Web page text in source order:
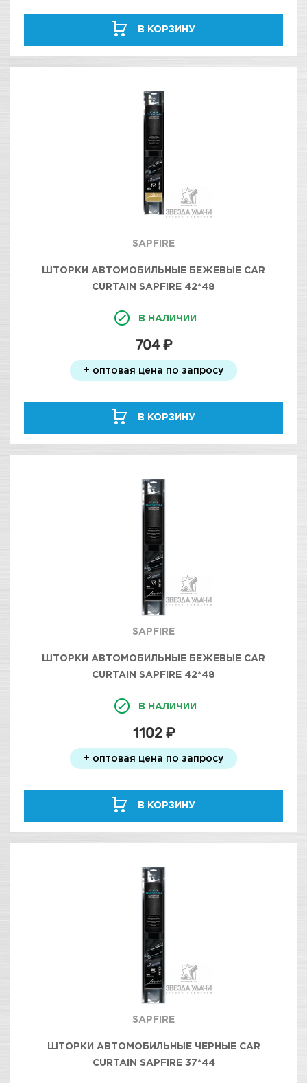
В КОРЗИНУ
SAPFIRE
ШТОРКИ АВТОМОБИЛЬНЫЕ БЕЖЕВЫЕ CAR
CURTAIN SAPFIRE 42*48
В НАЛИЧИИ
704 ₽
+ оптовая цена по запросу
В КОРЗИНУ
SAPFIRE
ШТОРКИ АВТОМОБИЛЬНЫЕ БЕЖЕВЫЕ CAR
CURTAIN SAPFIRE 42*48
В НАЛИЧИИ
1102 ₽
+ оптовая цена по запросу
В КОРЗИНУ
SAPFIRE
ШТОРКИ АВТОМОБИЛЬНЫЕ ЧЕРНЫЕ CAR
CURTAIN SAPFIRE 37*44